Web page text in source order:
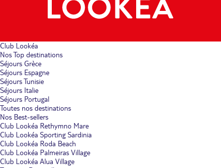
Club Lookéa
Nos Top destinations
Séjours Grèce
Séjours Espagne
Séjours Tunisie
Séjours Italie
Séjours Portugal
Toutes nos destinations
Nos Best-sellers
Club Lookéa Rethymno Mare
Club Lookéa Sporting Sardinia
Club Lookéa Roda Beach
Club Lookéa Palmeiras Village
Club Lookéa Alua Village